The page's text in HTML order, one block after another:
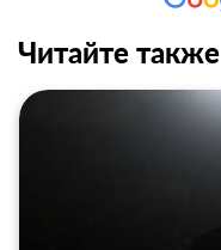
Читайте также